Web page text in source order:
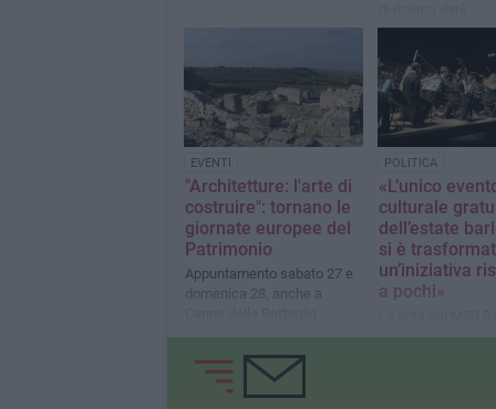
comunicazione
aperta dei risultati
scavo
EVENTI
"Architetture: l'arte di
costruire": tornano le
giornate europee del
Patrimonio
Appuntamento sabato 27 e
domenica 28, anche a
POLITICA
«L’unico
culturale
dell’estate
si è
un’iniziativa
a pochi»
concerto di sabato